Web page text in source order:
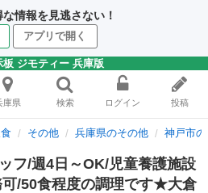
情報を見逃さない！
アプリで開く
板 ジモティー 兵庫版
庫県 検索 ログイン 投稿
その他 兵庫県のその他 神戸市
フ/週4日～OK/児童養護施設
/50食程度の調理です★大倉